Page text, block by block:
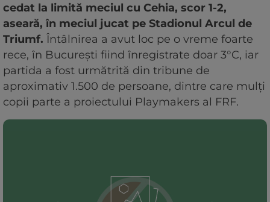
cedat la limită meciul cu Cehia, scor 1-2,
aseară, în meciul jucat pe Stadionul Arcul de
Triumf. Întâlnirea a avut loc pe o vreme foarte
rece, în București fiind înregistrate doar 3°C, iar
partida a fost următrită din tribune de
aproximativ 1.500 de persoane, dintre care mulți
copii parte a proiectului Playmakers al FRF.